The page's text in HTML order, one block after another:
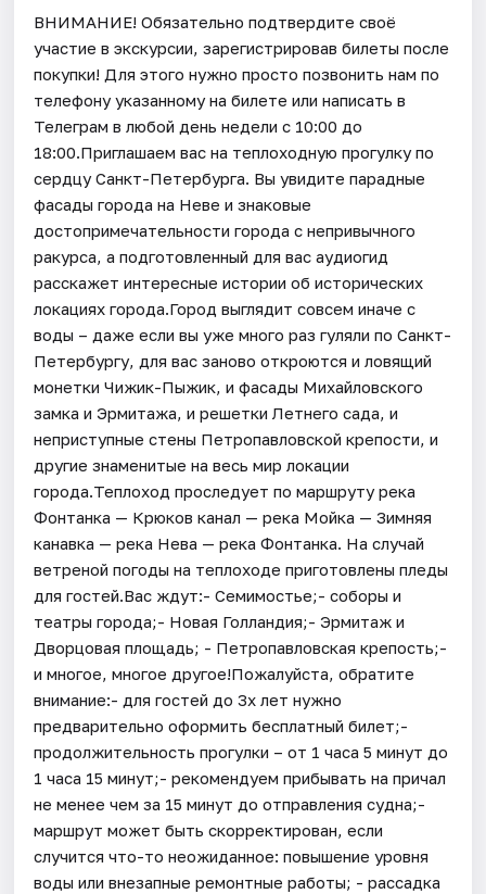
ВНИМАНИЕ! Обязательно подтвердите своё
участие в экскурсии, зарегистрировав билеты после
покупки! Для этого нужно просто позвонить нам по
телефону указанному на билете или написать в
Телеграм в любой день недели с 10:00 до
18:00.Приглашаем вас на теплоходную прогулку по
сердцу Санкт-Петербурга. Вы увидите парадные
фасады города на Неве и знаковые
достопримечательности города с непривычного
ракурса, а подготовленный для вас аудиогид
расскажет интересные истории об исторических
локациях города.Город выглядит совсем иначе с
воды – даже если вы уже много раз гуляли по Санкт-
Петербургу, для вас заново откроются и ловящий
монетки Чижик-Пыжик, и фасады Михайловского
замка и Эрмитажа, и решетки Летнего сада, и
неприступные стены Петропавловской крепости, и
другие знаменитые на весь мир локации
города.Теплоход проследует по маршруту река
Фонтанка — Крюков канал — река Мойка — Зимняя
канавка — река Нева — река Фонтанка. На случай
ветреной погоды на теплоходе приготовлены пледы
для гостей.Вас ждут:- Семимостье;- соборы и
театры города;- Новая Голландия;- Эрмитаж и
Дворцовая площадь; - Петропавловская крепость;-
и многое, многое другое!Пожалуйста, обратите
внимание:- для гостей до 3х лет нужно
предварительно оформить бесплатный билет;-
продолжительность прогулки – от 1 часа 5 минут до
1 часа 15 минут;- рекомендуем прибывать на причал
не менее чем за 15 минут до отправления судна;-
маршрут может быть скорректирован, если
случится что-то неожиданное: повышение уровня
воды или внезапные ремонтные работы; - рассадка